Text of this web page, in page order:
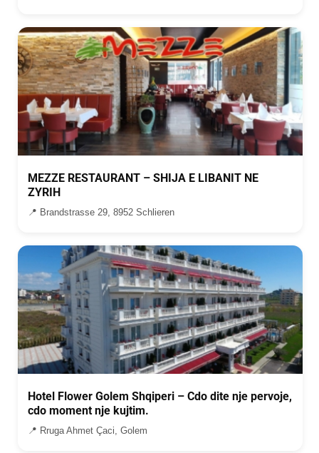
MEZZE RESTAURANT – SHIJA E LIBANIT NE
ZYRIH
📍 Brandstrasse 29, 8952 Schlieren
Hotel Flower Golem Shqiperi – Cdo dite nje pervoje,
cdo moment nje kujtim.
📍 Rruga Ahmet Çaci, Golem